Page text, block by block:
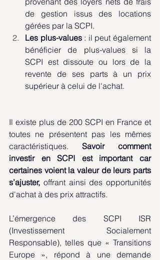
de gestion issus des locations
gérées par la SCPI.
Les plus-values : il peut également
bénéficier de plus-values si la
SCPI est dissoute ou lors de la
revente de ses parts à un prix
supérieur à celui de l'achat.
Il existe plus de 200 SCPI en France et
toutes ne présentent pas les mêmes
caractéristiques. Savoir comment
investir en SCPI est important car
certaines voient la valeur de leurs parts
s’ajuster, offrant ainsi des opportunités
d'achat à des prix attractifs.
L’émergence des SCPI ISR
(Investissement Socialement
Responsable), telles que « Transitions
Europe », répond à une demande